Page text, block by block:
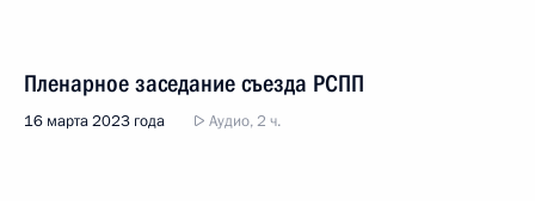
Пленарное заседание съезда РСПП
16 марта 2023 года Аудио, 2 ч.